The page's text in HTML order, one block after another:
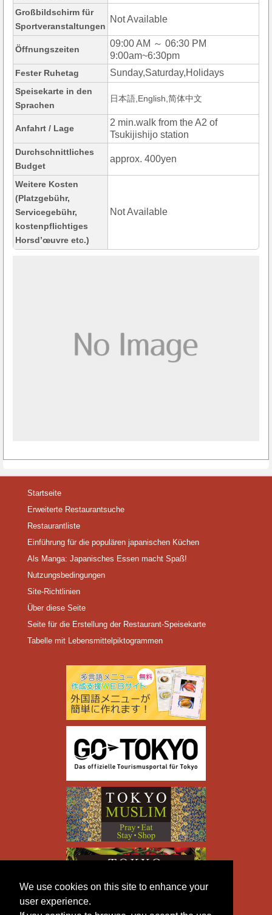
We use cookies on this site to enhance your
user experience.
Großbildschirm für
Sportveranstaltungen
Not Available
Öffnungszeiten
09:00 AM ～ 06:30 PM
9:00am~6:30pm
Fester Ruhetag Sunday,Saturday,Holidays
Speisekarte in den
Sprachen
日本語,English,简体中文
Anfahrt / Lage
2 min.walk from the A2 of
Tsukijishijo station
Durchschnittliches
Budget
approx. 400yen
Weitere Kosten
(Platzgebühr,
Servicegebühr,
kostenpflichtiges
Horsd’œuvre etc.)
Not Available
Startseite
Erweiterte Restaurantsuche
Restaurantliste
Einführung für die populären japanischen Küchen
Als Manga: Japanisches Essen macht Spaß!
Nutzungsbedingungen
Site-Richtlinien
Über diese Seite
Seite für die Erstellung der Restaurant-Speisekarte
Tabelle mit Lebensmittelpiktogrammen